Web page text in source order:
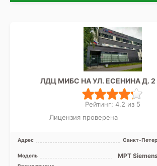
ЛДЦ МИБС НА УЛ. ЕСЕНИНА Д. 2
Рейтинг: 4.2 из 5
Лицензия проверена
Адрес
Санкт-
Модель
МРТ
3T